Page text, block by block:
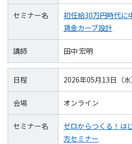
セミナー名
初任給30万円時代に
賃金カーブ設計
講師 田中 宏明
日程 2026年05月13日（
会場 オンライン
セミナー名
ゼロからつくる！は
方セミナー